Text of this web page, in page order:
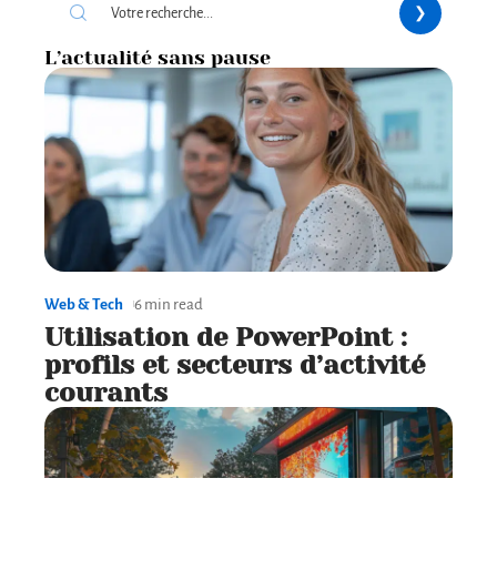
L’actualité sans pause
Web & Tech 6 min read
Utilisation de PowerPoint :
profils et secteurs d’activité
courants